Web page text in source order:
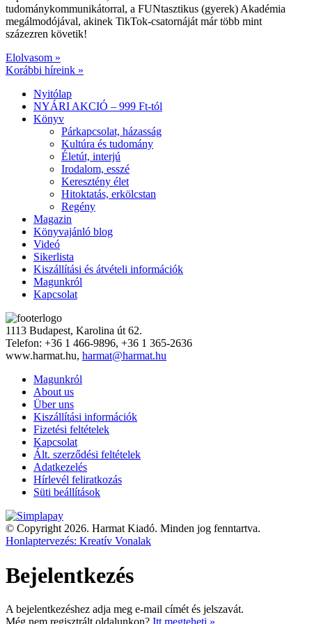
tudománykommunikátorral, a FUNtasztikus (gyerek) Akadémia
megálmodójával, akinek TikTok-csatornáját már több mint
százezren követik!
Elolvasom »
Korábbi híreink »
Nyitólap
NYÁRI AKCIÓ – 999 Ft-tól
Könyv
Párkapcsolat, házasság
Kultúra és tudomány
Életút, interjú
Irodalom, esszé
Keresztény élet
Hitoktatás, erkölcstan
Regény
Magazin
Könyvajánló blog
Videó
Sikerlista
Kiszállítási és átvételi információk
Magunkról
Kapcsolat
1113 Budapest, Karolina út 62.
Telefon: +36 1 466-9896, +36 1 365-2636
www.harmat.hu, harmat@harmat.hu
Magunkról
About us
Über uns
Kiszállítási információk
Fizetési feltételek
Kapcsolat
Ált. szerződési feltételek
Adatkezelés
Hírlevél feliratkozás
Süti beállítások
© Copyright 2026. Harmat Kiadó. Minden jog fenntartva.
Honlaptervezés: Kreatív Vonalak
Bejelentkezés
A bejelentkezéshez adja meg e-mail címét és jelszavát.
Még nem regisztrált oldalunkon? Itt megteheti »